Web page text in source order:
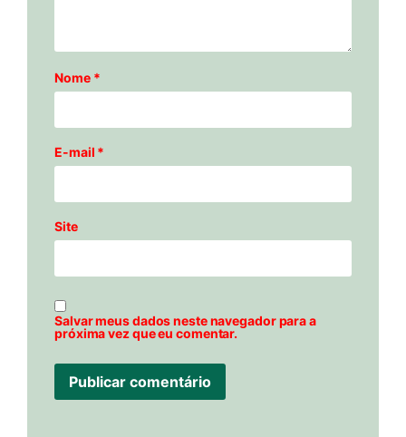
Nome *
E-mail *
Site
Salvar meus dados neste navegador para a
próxima vez que eu comentar.